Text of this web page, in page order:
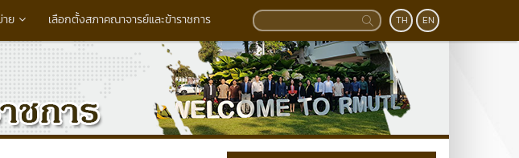
าย เลือกตั้งสภาคณาจารย์และข้าราชการ TH EN